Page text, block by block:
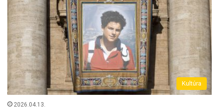
Kultúra
2026.04.13.